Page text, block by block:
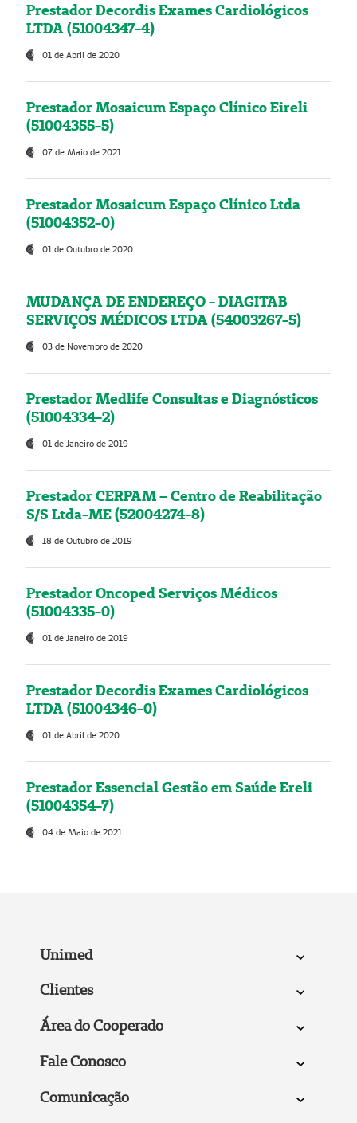
Prestador Decordis Exames Cardiológicos
LTDA (51004347-4)
01 de Abril de 2020
Prestador Mosaicum Espaço Clínico Eireli
(51004355-5)
07 de Maio de 2021
Prestador Mosaicum Espaço Clínico Ltda
(51004352-0)
01 de Outubro de 2020
MUDANÇA DE ENDEREÇO - DIAGITAB
SERVIÇOS MÉDICOS LTDA (54003267-5)
03 de Novembro de 2020
Prestador Medlife Consultas e Diagnósticos
(51004334-2)
01 de Janeiro de 2019
Prestador CERPAM – Centro de Reabilitação
S/S Ltda-ME (52004274-8)
18 de Outubro de 2019
Prestador Oncoped Serviços Médicos
(51004335-0)
01 de Janeiro de 2019
Prestador Decordis Exames Cardiológicos
LTDA (51004346-0)
01 de Abril de 2020
Prestador Essencial Gestão em Saúde Ereli
(51004354-7)
04 de Maio de 2021
Unimed
Clientes
Área do Cooperado
Fale Conosco
Comunicação